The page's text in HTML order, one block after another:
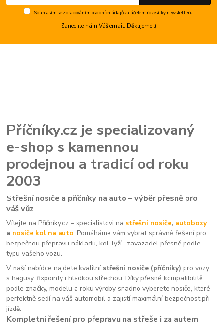
Souhlasím se zpracováním osobních údajůza účelem rozesílky newsletteru.
Zanechte nám Váš email. Děkujeme :)
Příčníky.cz je specializovaný
e-shop s kamennou
prodejnou a tradicí od roku
2003
Střešní nosiče a příčníky na auto – výběr přesně pro
váš vůz
Vítejte na Příčníky.cz – specialistovi na střešní nosiče, autoboxy
a nosiče kol na auto. Pomáháme vám vybrat správné řešení pro
bezpečnou přepravu nákladu, kol, lyží i zavazadel přesně podle
typu vašeho vozu.
V naší nabídce najdete kvalitní střešní nosiče (příčníky) pro vozy
s hagusy, fixpointy i hladkou střechou. Díky přesné kompatibilitě
podle značky, modelu a roku výroby snadno vyberete nosiče, které
perfektně sedí na váš automobil a zajistí maximální bezpečnost při
jízdě.
Kompletní řešení pro přepravu na střeše i za autem